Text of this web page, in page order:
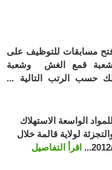
فتح مسابقات للتوظيف على
شعبة قمع الغش وشعبة
حسب الرتب التالية ...
الواسعة الاستهلاك
لولاية قالمة خلال
اقرأ التفاصيل